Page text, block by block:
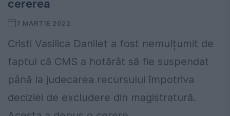
cererea
7 MARTIE 2022
Cristi Vasilica Danilet a fost nemulțumit de
faptul că CMS a hotărât să fie suspendat
până la judecarea recursului împotriva
deciziei de excludere din magistratură.